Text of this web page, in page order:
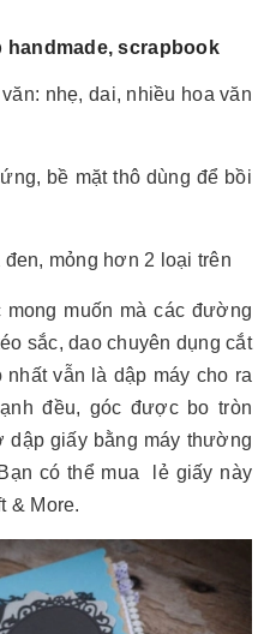
handmade, scrapbook
nhẹ, dai, nhiều hoa văn
bề mặt thô dùng để bồi
mỏng hơn 2 loại trên
muốn mà các đường
sắc, dao chuyên dụng cắt
vẫn là dập máy cho ra
đều, góc được bo tròn
dập giấy bằng máy thường
có thể mua lẻ giấy này
& More.